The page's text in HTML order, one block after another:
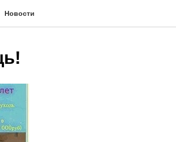
Новости